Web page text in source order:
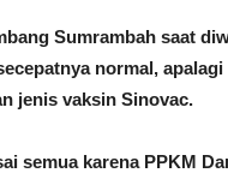
Sumrambah saat
normal,
jenis vaksin Sinovac.
semua karena PPKM